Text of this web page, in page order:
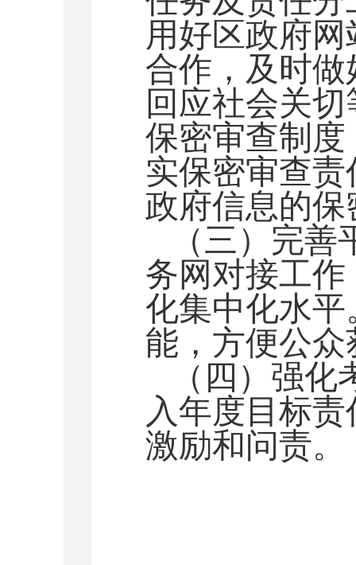
用好区政府网
合作，及时
回应社会关
保密审查制
实保密审查
政府信息的保
（三）完
务网对接工
化集中化水
能，方便公
（四）强
入年度目标
激励和问责。